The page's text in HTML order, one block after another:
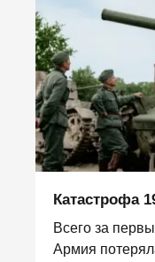
Катастрофа
Всего за
Армия